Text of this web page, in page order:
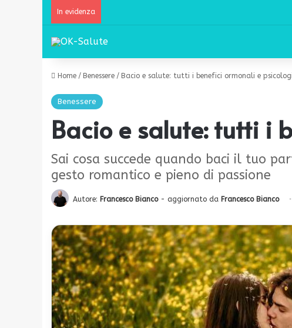
In evidenza
Home / Benessere / Bacio e salute: tutti i benefici ormonali e
Benessere
Bacio e salute: tutti i
Sai cosa succede quando baci il tuo
gesto romantico e pieno di passione
Autore: Francesco Bianco- aggiornato da Francesco Bianco